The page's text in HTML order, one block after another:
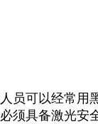
员可以经常用
须具备激光